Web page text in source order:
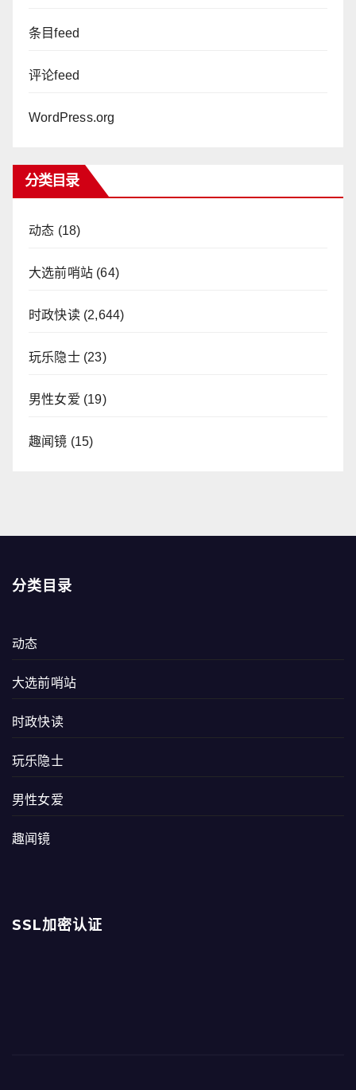
条目feed
评论feed
WordPress.org
分类目录
动态 (18)
大选前哨站 (64)
时政快读(2,644)
玩乐隐士(23)
男性女爱 (19)
趣闻镜 (15)
分类目录
动态
大选前哨站
时政快读
玩乐隐士
男性女爱
趣闻镜
SSL加密认证